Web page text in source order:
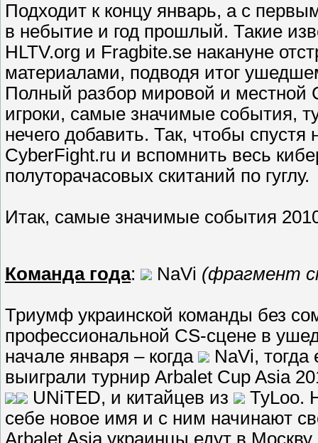
Подходит к концу январь, а с
в небытие и год прошлый. Такие
HLTV.org и Fragbite.se накануне
материалами, подводя итог
Полный разбор мировой и
игроки, самые значимые события,
нечего добавить. Так, чтобы
CyberFight.ru и вспомнить весь
полуторачасовых скитаний по гуглу.
Итак, самые значимые события
Команда года: NaVi (фрагмент
Триумф украинской команды без
профессиональной CS-сцене в
начале января – когда
NaVi,
выиграли турнир Arbalet Cup Asia
UNiTED, и китайцев из
TyLoo.
себе новое имя и с ним начинают
Arbalet Asia украинцы едут в